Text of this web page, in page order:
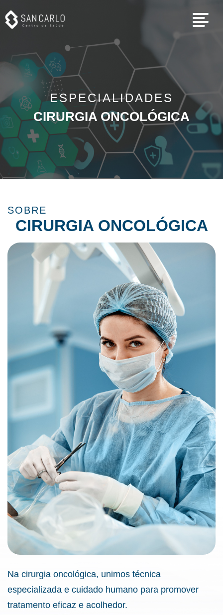
ESPECIALIDADES
CIRURGIA ONCOLÓGICA
SOBRE
CIRURGIA ONCOLÓGICA
Na cirurgia oncológica, unimos técnica
especializada e cuidado humano para promover
tratamento eficaz e acolhedor.